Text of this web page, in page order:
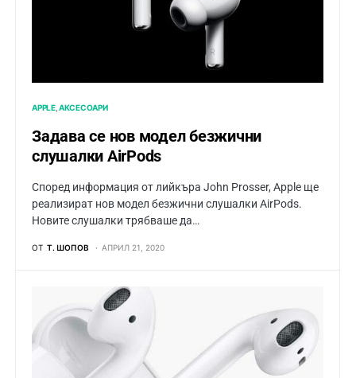
APPLE АКСЕСОАРИ
Задава се нов модел безжични
слушалки AirPods
Според информация от лийкъра John Prosser, Apple ще
реализират нов модел безжични слушалки AirPods.
Новите слушалки трябваше да…
ОТ Т. ШОПОВ АПРИЛ 21, 2020